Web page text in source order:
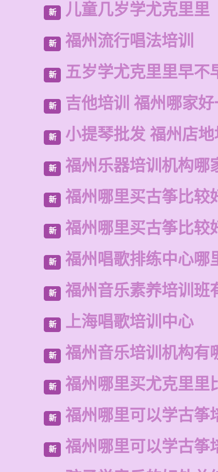
新 儿童几岁学尤克里里
新 福州流行唱法培训
新 五岁学尤克里里早不
新 吉他培训 福州哪家
新 小提琴批发 福州店
新 福州乐器培训机构哪
新 福州哪里买古筝比较
新 福州哪里买古筝比较
新 福州唱歌排练中心哪
新 福州音乐素养培训班
新 上海唱歌培训中心
新 福州音乐培训机构有
新 福州哪里买尤克里里
新 福州哪里可以学古筝
新
福州哪里可以学古筝